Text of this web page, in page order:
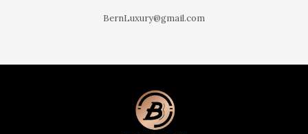
BernLuxury@gmail.com